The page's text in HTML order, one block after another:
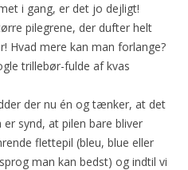
i gang, er det jo dejligt!
pilegrene, der dufter helt
Hvad mere kan man forlange?
trillebør-fulde af kvas
der nu én og tænker, at det
er synd, at pilen bare bliver
flettepil (bleu, blue eller
man kan bedst) og indtil vi